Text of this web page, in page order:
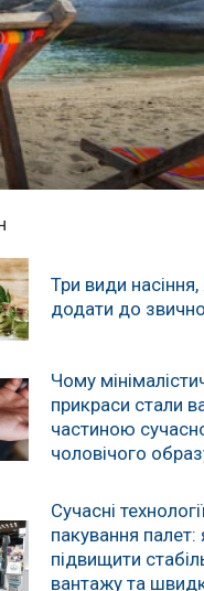
Три види насіння,
додати до
Чому
прикраси стали
частиною
чоловічого
Сучасні
пакування палет:
підвищити
вантажу та